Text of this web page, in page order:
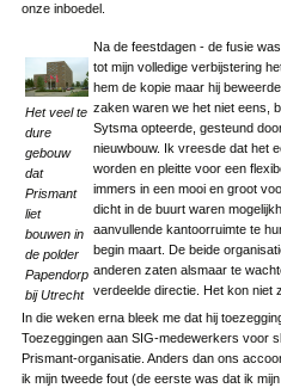
onze inboedel.
Het veel te
dure
gebouw
dat
Prismant
liet
bouwen in
de polder
Papendorp
bij Utrecht
Na de feestdagen - de fusie
tot mijn volledige verbijstering
hem de kopie maar hij
zaken waren we het niet eens,
Sytsma opteerde, gesteund
nieuwbouw. Ik vreesde dat het
worden en pleitte voor een
immers in een mooi en groot
dicht in de buurt waren
aanvullende kantoorruimte te
begin maart.
De beide
anderen zaten alsmaar te
verdeelde directie. Het kon niet
In die weken erna bleek me dat hij
Toezeggingen aan SIG-medewerkers voor
Prismant-organisatie. Anders dan ons
ik mijn tweede fout (de eerste was dat ik